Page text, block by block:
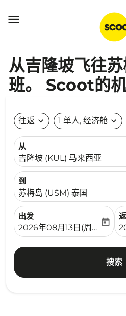

从吉隆坡飞往
班。 Scoot的
往返 expand_more 1 单人, 经济舱 expand_more
从
吉隆坡 (KUL) 马来西亚
到
苏梅岛 (USM) 泰国
出发
fc-booking-departure-
2026年08月13日(周四)
today
搜索